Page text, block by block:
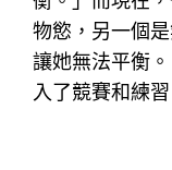
物慾，另一個
讓她無法平衡
入了競賽和練習